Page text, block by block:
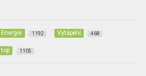
Energie 1192 Vytápění 468
top 1105